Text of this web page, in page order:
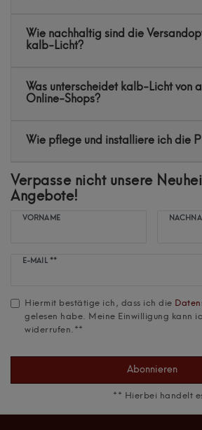
Wie nachhaltig sind die
kalb-Licht?
Was unterscheidet kalb-Licht von
Online-Shops?
Wie pflege und installiere ich die
Verpasse nicht unsere
Angebote!
VORNAME
E-MAIL **
Newsletter
Hiermit bestätige ich, dass ich die
gelesen habe. Meine Einwilligung kann
widerrufen.**
Abonnieren
** Hierbei handelt